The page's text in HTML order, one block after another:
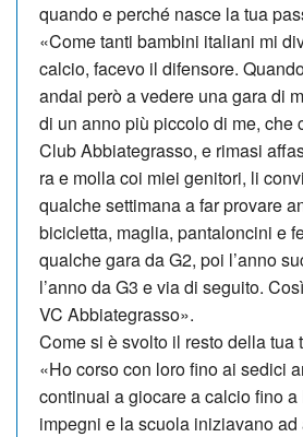
quando e per­ché nasce la tua
«Come tanti bambini italiani mi
calcio, facevo il di­fensore.
andai però a vedere una gara di
di un anno più piccolo di me, che
Club Abbiate­grasso, e rimasi
ra e molla coi miei genitori, li
qualche settimana a far provare
bicicletta, ma­glia, pantaloncini e
qualche gara da G2, poi l’anno
l’anno da G3 e via di seguito.
VC Abbiategrasso».
Come si è svolto il resto della tua
«Ho corso con loro fino ai sedici
continuai a giocare a calcio fino
impegni e la scuola iniziavano